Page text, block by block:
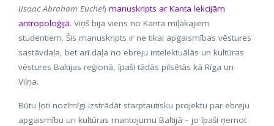
(Isaac Abraham Euchel) manuskripts ar Kanta lekcijām
antropoloģijā. Viņš bija viens no Kanta mīļākajiem
studentiem. Šis manuskripts ir ne tikai apgaismības vēstures
sastāvdaļa, bet arī daļa no ebreju intelektuālās un kultūras
vēstures Baltijas reģionā, īpaši tādās pilsētās kā Rīga un
Viļņa.
Būtu ļoti nozīmīgi izstrādāt starptautisku projektu par ebreju
apgaismību un kultūras mantojumu Baltijā – jo īpaši ņemot